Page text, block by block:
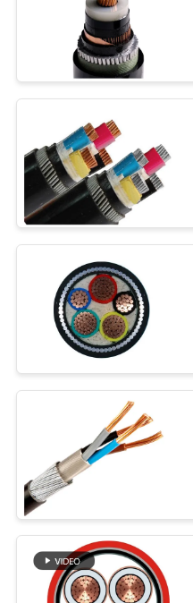
SITEMAP
Kabel
Bloßer